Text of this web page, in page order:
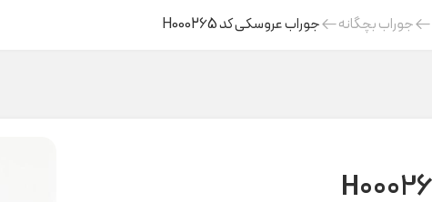
جوراب بچگانه جوراب عروسکی کد H000265